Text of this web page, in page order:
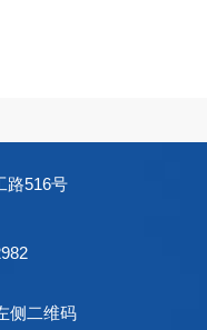
路516号
侧二维码